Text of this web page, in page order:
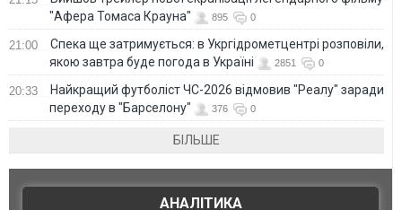
"Афера Томаса Крауна"
895 0
21:00
Спека ще затримується: в Укргідрометцентрі розповіли,
якою завтра буде погода в Україні
2851 0
20:33
Найкращий футболіст ЧС-2026 відмовив "Реалу" заради
переходу в "Барселону"
376 0
БІЛЬШЕ
АНАЛІТИКА